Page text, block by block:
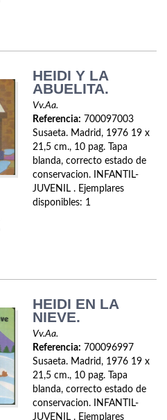
HEIDI Y LA
ABUELITA.
Vv.Aa.
Referencia: 700097003
Susaeta. Madrid, 1976 19 x
21,5 cm., 10 pag. Tapa
blanda, correcto estado de
conservacion. INFANTIL-
JUVENIL . Ejemplares
disponibles: 1
HEIDI EN LA
NIEVE.
Vv.Aa.
Referencia: 700096997
Susaeta. Madrid, 1976 19 x
21,5 cm., 10 pag. Tapa
blanda, correcto estado de
conservacion. INFANTIL-
JUVENIL . Ejemplares